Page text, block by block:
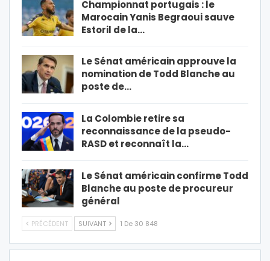
Championnat portugais : le
Marocain Yanis Begraoui sauve
Estoril de la…
Le Sénat américain approuve la
nomination de Todd Blanche au
poste de…
La Colombie retire sa
reconnaissance de la pseudo-
RASD et reconnaît la…
Le Sénat américain confirme Todd
Blanche au poste de procureur
général
PRÉCÉDENT SUIVANT 1 De 30 848